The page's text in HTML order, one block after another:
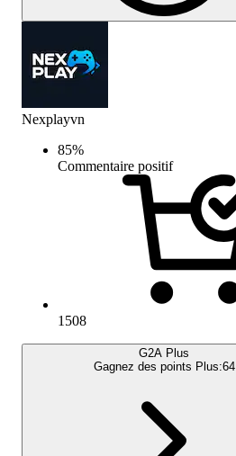
Nexplayvn
85%
Commentaire positif
1508
G2A Plus
Gagnez des points Plus:64